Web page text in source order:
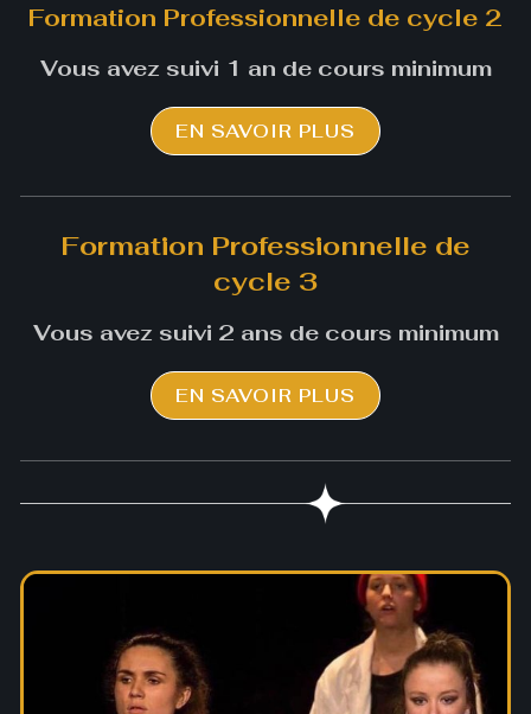
Formation Professionnelle de cycle 2
Vous avez suivi 1 an de cours minimum
EN SAVOIR PLUS
Formation Professionnelle de
cycle 3
Vous avez suivi 2 ans de cours minimum
EN SAVOIR PLUS